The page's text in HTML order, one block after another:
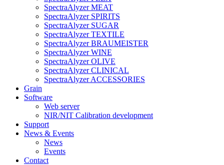
SpectraAlyzer MEAT
SpectraAlyzer SPIRITS
SpectraAlyzer SUGAR
SpectraAlyzer TEXTILE
SpectraAlyzer BRAUMEISTER
SpectraAlyzer WINE
SpectraAlyzer OLIVE
SpectraAlyzer CLINICAL
SpectraAlyzer ACCESSORIES
Grain
Software
Web server
NIR/NIT Calibration development
Support
News & Events
News
Events
Contact